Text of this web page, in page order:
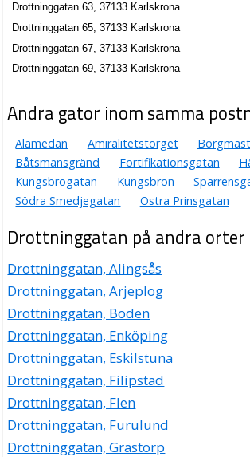
Magnus Kjell Erik Lindstedt
Drottninggatan 42a, 37133 Karlskrona
Blekinge Juridiska
Drottninggatan 44 A Lgh 1101, 37133 Karlskrona
Skender Curroja
0455-14166
Drottninggatan 45 Lgh 1302, 37132 Karlskrona
Kimenius, Martin
Drottninggatan 45 Lgh 1402, 37132 Karlskrona
Lars Ragnar Andersson
0455-25568
Drottninggatan 46, 37133 Karlskrona
Tinba Interiör AB
Bengt Ingvar Tage Axelsson
0455-615550
Drottninggatan 53, 37133 Karlskrona
Peter Håkansson
0455-13061
Drottninggatan 55 Lgh 1401, 37133 Karlskrona
Drottninggatan 63, 37133 Karlskrona
Drottninggatan 65, 37133 Karlskrona
Drottninggatan 67, 37133 Karlskrona
Drottninggatan 69, 37133 Karlskrona
Andra gator inom samma
Alamedan Amiralitetstorget
Båtsmansgränd
Fortifikationsgatan
Kungsbrogatan
Kungsbron
Södra Smedjegatan
Östra Prinsgatan
Drottninggatan på andra orter
Drottninggatan, Alingsås
Drottninggatan, Arjeplog
Drottninggatan, Boden
Drottninggatan, Enköping
Drottninggatan, Eskilstuna
Drottninggatan, Filipstad
Drottninggatan, Flen
Drottninggatan, Furulund
Drottninggatan, Grästorp